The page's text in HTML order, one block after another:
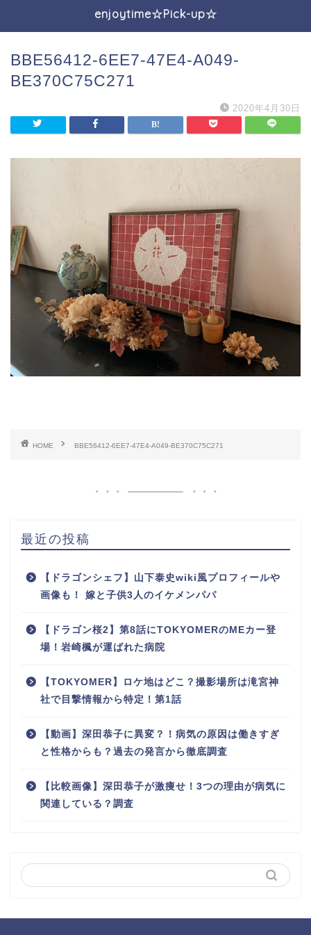
enjoytime☆Pick-up☆
BBE56412-6EE7-47E4-A049-
BE370C75C271
2020年4月30日
HOME BBE56412-6EE7-47E4-A049-BE370C75C271
最近の投稿
【ドラゴンシェフ】山下泰史wiki風プロフィールや
画像も！ 嫁と子供3人のイケメンパパ
【ドラゴン桜2】第8話にTOKYOMERのMEカー登
場！岩崎楓が運ばれた病院
【TOKYOMER】ロケ地はどこ？撮影場所は滝宮神
社で目撃情報から特定！第1話
【動画】深田恭子に異変？！病気の原因は働きすぎ
と性格からも？過去の発言から徹底調査
【比較画像】深田恭子が激痩せ！3つの理由が病気に
関連している？調査